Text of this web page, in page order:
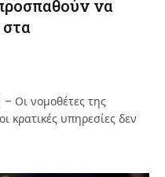
να
– Οι νομοθέτες της
κρατικές υπηρεσίες δεν